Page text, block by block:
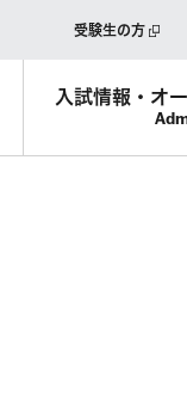
受験生の方
入試情報・ オ